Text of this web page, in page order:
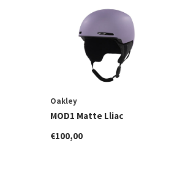
Oakley
MOD1 Matte Lliac
€100,00